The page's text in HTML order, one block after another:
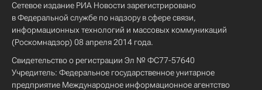
Сетевое издание РИА Новости зарегистрировано
в Федеральной службе по надзору в сфере связи,
информационных технологий и массовых коммуникаций
(Роскомнадзор) 08 апреля 2014 года.
Свидетельство о регистрации Эл № ФС77-57640
Учредитель: Федеральное государственное унитарное
предприятие Международное информационное агентство